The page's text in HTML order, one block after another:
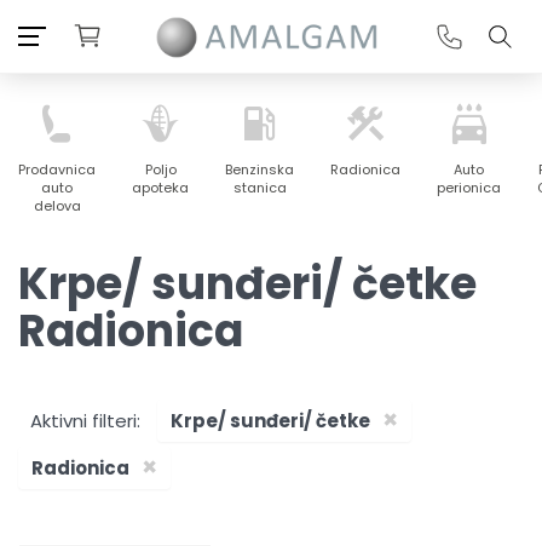
Prodavnica
auto
delova
Poljo
apoteka
Benzinska
stanica
Radionica
Auto
perionica
Krpe/ sunđeri/ četke
Radionica
Aktivni filteri: ×
Krpe/ sunđeri/ četke
×
Radionica